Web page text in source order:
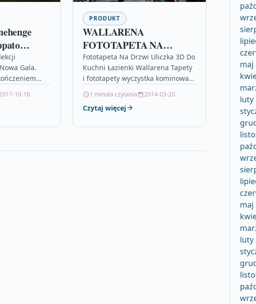
Gala.
ogrodowych,
10-16
PRODUKT
WALLARENA
FOTOTAPETA NA
DRZWI ULICZKA 3D DO
KUCHNI ŁAZIENKI
Fototapeta Na Drzwi Uliczka 3D Do
Kuchni Łazienki Wallarena Tapety
i fototapety wyczystka kominowa
salonu, dajar huśtawki, okno
50×100, wylewka…
1 minuta czytania 2014-03-20
Czytaj więcej
maj
luty
maj
luty